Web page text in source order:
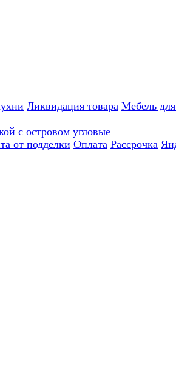
Ликвидация товара Мебель
с островом угловые
от подделки Оплата Рассрочка